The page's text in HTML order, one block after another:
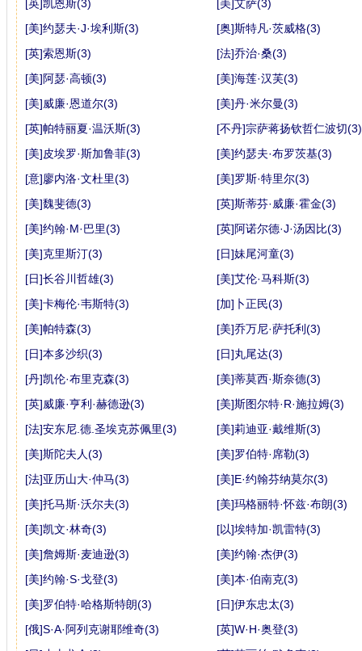
[英]凯恩斯(3)
[美]艾萨(3)
[美]约瑟夫·J·埃利斯(3)
[奥]斯特凡·茨威格(3)
[英]索恩斯(3)
[法]乔治·桑(3)
[美]阿瑟·高顿(3)
[美]海莲·汉芙(3)
[美]威廉·恩道尔(3)
[美]丹·米尔曼(3)
[英]帕特丽夏·温沃斯(3)
[不丹]宗萨蒋扬钦哲仁波切(3)
[美]皮埃罗·斯加鲁菲(3)
[美]约瑟夫·布罗茨基(3)
[意]廖内洛·文杜里(3)
[美]罗斯·特里尔(3)
[美]魏斐德(3)
[英]斯蒂芬·威廉·霍金(3)
[美]约翰·M·巴里(3)
[英]阿诺尔德·J·汤因比(3)
[美]克里斯汀(3)
[日]妹尾河童(3)
[日]长谷川哲雄(3)
[美]艾伦·马科斯(3)
[美]卡梅伦·韦斯特(3)
[加]卜正民(3)
[美]帕特森(3)
[美]乔万尼·萨托利(3)
[日]本多沙织(3)
[日]丸尾达(3)
[丹]凯伦·布里克森(3)
[美]蒂莫西·斯奈德(3)
[英]威廉·亨利·赫德逊(3)
[美]斯图尔特·R·施拉姆(3)
[法]安东尼.德.圣埃克苏佩里(3)
[美]莉迪亚·戴维斯(3)
[美]斯陀夫人(3)
[美]罗伯特·席勒(3)
[法]亚历山大·仲马(3)
[美]E·约翰芬纳莫尔(3)
[美]托马斯·沃尔夫(3)
[美]玛格丽特·怀兹·布朗(3)
[美]凯文·林奇(3)
[以]埃特加·凯雷特(3)
[美]詹姆斯·麦迪逊(3)
[美]约翰·杰伊(3)
[美]约翰·S·戈登(3)
[美]本·伯南克(3)
[美]罗伯特·哈格斯特朗(3)
[日]伊东忠太(3)
[俄]S·A·阿列克谢耶维奇(3)
[英]W·H·奥登(3)